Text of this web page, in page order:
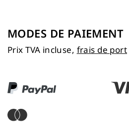
MODES DE PAIEMENT
Prix TVA incluse, frais de port